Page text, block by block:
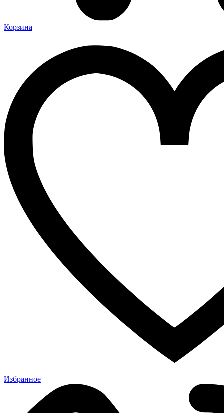
Корзина
Избранное